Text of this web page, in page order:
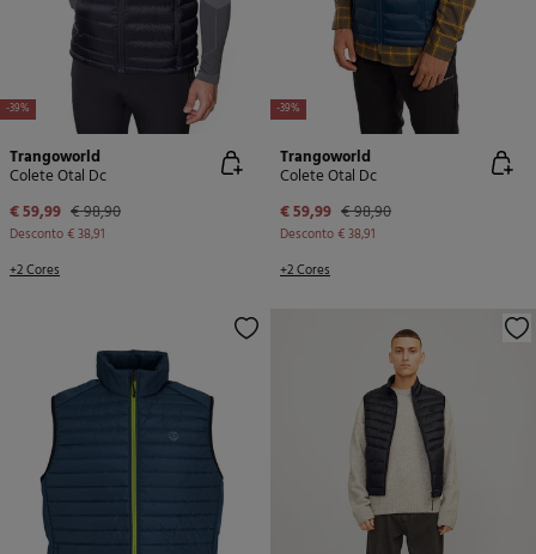
-39%
Trangoworld
Colete Otal Dc
€ 59,99 € 98,90
Desconto€ 38,91
+2 Cores
-39%
Trangoworld
Colete Otal Dc
€ 59,99 € 98,90
Desconto€ 38,91
+2 Cores